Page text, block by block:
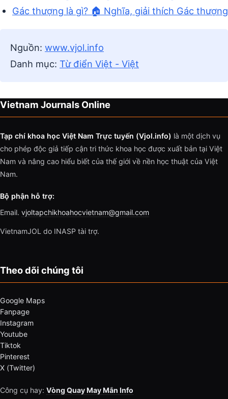
Gác thượng là gì? 🏠 Nghĩa, giải thích Gác thượng
Nguồn: www.vjol.info
Danh mục: Từ điển Việt - Việt
Vietnam Journals Online
Tạp chí khoa học Việt Nam Trực tuyến (Vjol.info) là một dịch vụ
cho phép độc giả tiếp cận tri thức khoa học được xuất bản tại Việt
Nam và nâng cao hiểu biết của thế giới về nền học thuật của Việt
Nam.
Bộ phận hỗ trợ:
Email. vjoltapchikhoahocvietnam@gmail.com
VietnamJOL do INASP tài trợ.
Theo dõi chúng tôi
Google Maps
Fanpage
Instagram
Youtube
Tiktok
Pinterest
X (Twitter)
Công cụ hay: Vòng Quay May Mắn Info